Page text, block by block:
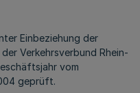
Einbeziehung der
Verkehrsverbund Rhein-
vom
geprüft.